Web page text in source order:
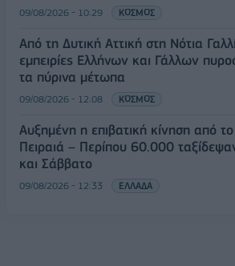
09/08/2026 - 10:29 ΚΟΣΜΟΣ
Από τη Δυτική Αττική στη Νότια
εμπειρίες Ελλήνων και Γάλλων
τα πύρινα μέτωπα
09/08/2026 - 12:08 ΚΟΣΜΟΣ
Αυξημένη η επιβατική κίνηση από το
Πειραιά – Περίπου 60.000
και Σάββατο
09/08/2026 - 12:33 ΕΛΛΑΔΑ